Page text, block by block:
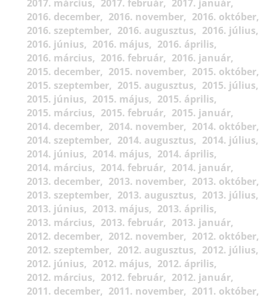
2017. március
2017. február
2017. január
2016. december
2016. november
2016. október
2016. szeptember
2016. augusztus
2016. július
2016. június
2016. május
2016. április
2016. március
2016. február
2016. január
2015. december
2015. november
2015. október
2015. szeptember
2015. augusztus
2015. július
2015. június
2015. május
2015. április
2015. március
2015. február
2015. január
2014. december
2014. november
2014. október
2014. szeptember
2014. augusztus
2014. július
2014. június
2014. május
2014. április
2014. március
2014. február
2014. január
2013. december
2013. november
2013. október
2013. szeptember
2013. augusztus
2013. július
2013. június
2013. május
2013. április
2013. március
2013. február
2013. január
2012. december
2012. november
2012. október
2012. szeptember
2012. augusztus
2012. július
2012. június
2012. május
2012. április
2012. március
2012. február
2012. január
2011. december
2011. november
2011. október